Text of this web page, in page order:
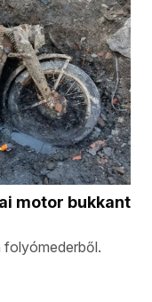
motor bukkant
folyómederből.